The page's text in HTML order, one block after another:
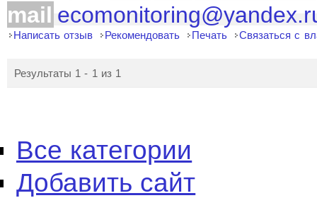
mail
Написать отзыв Рекомендовать Печать Связаться с
Результаты 1 - 1 из 1
Все категории
Добавить сайт